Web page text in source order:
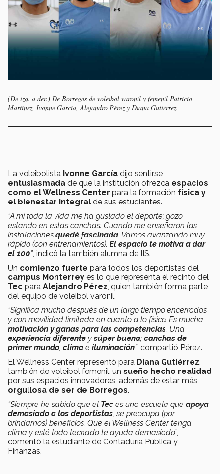
(De izq. a der.) De Borregos de voleibol varonil y femenil Patricio
Martínez, Ivonne García, Alejandro Pérez y Diana Gutiérrez.
La voleibolista Ivonne García dijo sentirse
entusiasmada de que la institución ofrezca espacios
como el Wellness Center para la formación física y
el bienestar integral de sus estudiantes.
“A mí toda la vida me ha gustado el deporte; gozo
estando en estas canchas. Cuando me enseñaron las
instalaciones quedé fascinada. Vamos avanzando muy
rápido (con entrenamientos). El espacio te motiva a dar
el 100”, indicó la también alumna de IIS.
Un comienzo fuerte para todos los deportistas del
campus Monterrey es lo que representa el recinto del
Tec para Alejandro Pérez, quien también forma parte
del equipo de voleibol varonil.
“Significa mucho después de un largo tiempo encerrados
y con movilidad limitada en cuanto a lo físico. Es mucha
motivación y ganas para las competencias. Una
experiencia diferente ysúper buena; canchas de
primer mundo, clima e iluminación”, compartió Pérez.
El Wellness Center representó para Diana Gutiérrez,
también de voleibol femenil, un sueño hecho realidad
por sus espacios innovadores, además de estar más
orgullosa de ser de Borregos.
“Siempre he sabido que el Tec es una escuela que apoya
demasiado a los deportistas, se preocupa (por
brindarnos) beneficios. Que el Wellness Center tenga
clima y esté todo techado te ayuda demasiado”,
comentó la estudiante de Contaduría Pública y
Finanzas.